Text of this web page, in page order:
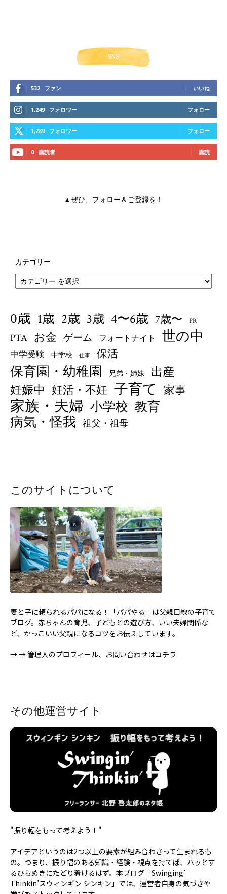
SNS
532 ファン いいね
1,249 フォロワー フォロー
1,289 フォロワー フォロー
0 購読者 購読
▲ぜひ、フォロー＆ご登録を！
カテゴリー
0歳 1歳 2歳 3歳 4〜6歳 7歳〜 PR
PTA お金 ゲーム フォートナイト 世の中
中学受験 中学校 仕事 保活
保育園・幼稚園 兄弟・姉妹 出産
妊娠中 妊活・不妊 子育て 家事
家族・夫婦 小学校 教育
病気・怪我 祖父・祖母
このサイトについて
妻と子に頼られるパパになる！「パパやる」は父親目線の子育て
ブログ。赤ちゃんの育児、子どもとの遊び方、いい夫婦関係な
ど、かっこいい父親になるコツをお伝えしています。
→→ 管理人のプロフィール、お問い合わせはコチラ
その他運営サイト
"振り幅をもって考えよう！"
アイデアというのは2つ以上の要素が組み合わさって生まれるも
の。つまり、振り幅のある知識・経験・視点を持てば、ハッとす
るひらめきにたどり着けるはず。本ブログ「Swinging’
Thinkin’スウィンギン シンキン」では、運営者自身の気づきや